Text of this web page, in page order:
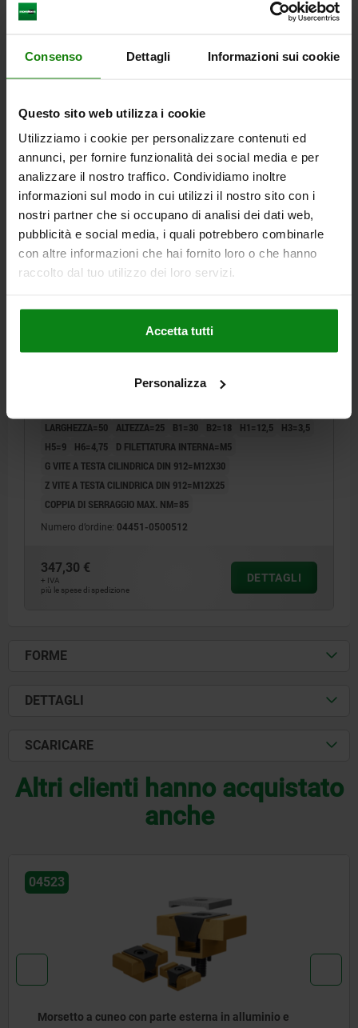
Consenso Dettagli Informazioni sui cookie
Questo sito web utilizza i cookie
Utilizziamo i cookie per personalizzare contenuti ed
annunci, per fornire funzionalità dei social media e per
analizzare il nostro traffico. Condividiamo inoltre
informazioni sul modo in cui utilizzi il nostro sito con i
nostri partner che si occupano di analisi dei dati web,
pubblicità e social media, i quali potrebbero combinarle
con altre informazioni che hai fornito loro o che hanno
raccolto dal tuo utilizzo dei loro servizi.
Accetta tutti
Personalizza
COPPIA DI SERRAGGIO MAX. NM=85
Numero d’ordine:
321,80 €
+ IVA
più le spese di spedizione
DETTAGLI
04451
MORSETTO A V CON GANASCIA FISSA, SU UN LATO
FORZA DI SERRAGGIO MAX. KN=30 FORMA=E
LARGHEZZA=50 ALTEZZA=25 B1=30 B2=18 H1=12,5
H3=3,5
H5=9
H6=4,75
D FILETTATURA INTERNA=M5
G VITE A TESTA CILINDRICA DIN 912=M12X30
Z VITE A TESTA CILINDRICA DIN 912=M12X25
COPPIA DI SERRAGGIO MAX. NM=85
Numero d’ordine: 04451-0500512
347,30 €
+ IVA
più le spese di spedizione
DETTAGLI
FORME
DETTAGLI
SCARICARE
Altri clienti hanno acquistato
anche
04523
Morsetto a cuneo con parte esterna in alluminio e